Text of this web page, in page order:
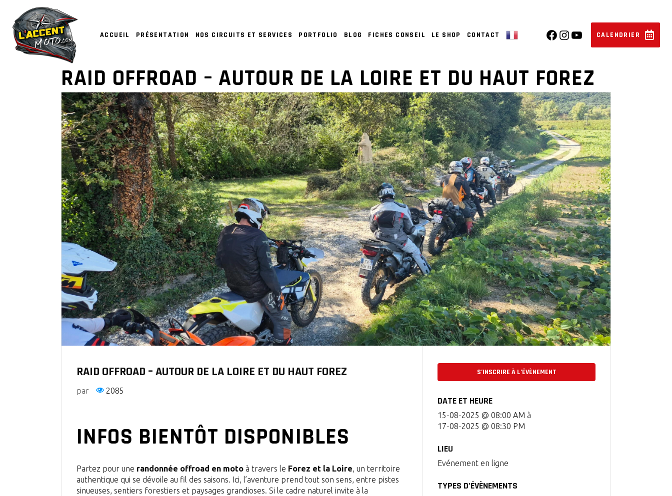
ACCUEIL PRÉSENTATION NOS CIRCUITS ET SERVICES PORTFOLIO BLOG FICHES CONSEIL LE SHOP CONTACT CALENDRIER
RAID OFFROAD – AUTOUR DE LA LOIRE ET DU HAUT FOREZ
RAID OFFROAD – AUTOUR DE LA LOIRE ET DU HAUT FOREZ
par 2085
INFOS BIENTÔT DISPONIBLES
Partez pour une randonnée offroad en moto à travers le Forez et la Loire, un territoire
authentique qui se dévoile au fil des saisons. Ici, l’aventure prend tout son sens, entre pistes
sinueuses, sentiers forestiers et paysages grandioses. Si le cadre naturel invite à la
S’INSCRIRE À L’ÉVÈNEMENT
DATE ET HEURE
15-08-2025 @ 08:00 AM à
17-08-2025 @ 08:30 PM
LIEU
Evénement en ligne
TYPES D’ÉVÈNEMENTS